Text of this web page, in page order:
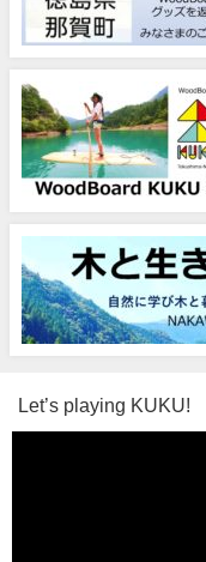
Let’s playing KUKU!